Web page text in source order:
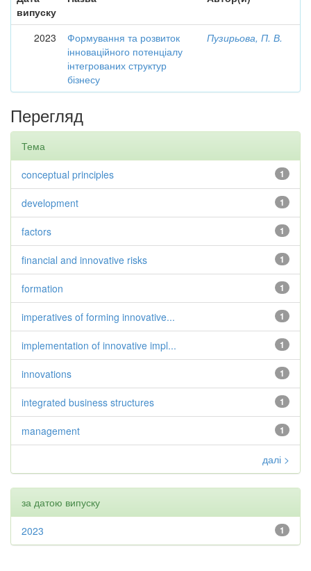
випуску
2023
Формування та розвиток
інноваційного потенціалу
інтегрованих структур
бізнесу
Пузирьова, П. В.
Перегляд
Тема
1
conceptual principles
1
development
1
factors
1
financial and innovative risks
1
formation
1
imperatives of forming innovative...
1
implementation of innovative impl...
1
innovations
1
integrated business structures
1
management
далі >
за датою випуску
1
2023